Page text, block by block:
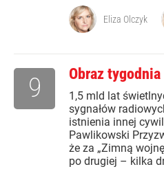
Eliza Olczyk
Obraz tygodnia
1,5 mld lat
sygnałów
istnienia innej
Pawlikowski
że za „Zimną
po drugiej – kilka
9